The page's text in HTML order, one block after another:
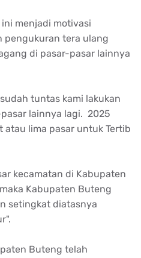
menjadi motivasi
pengukuran tera ulang
di pasar-pasar lainnya
tuntas kami lakukan
lainnya lagi. 2025
lima pasar untuk Tertib
kecamatan di Kabupaten
Kabupaten Buteng
setingkat diatasnya
Buteng telah